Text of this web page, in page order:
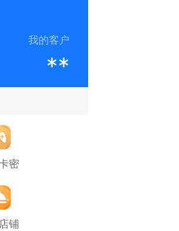
我的客户
**
密
铺